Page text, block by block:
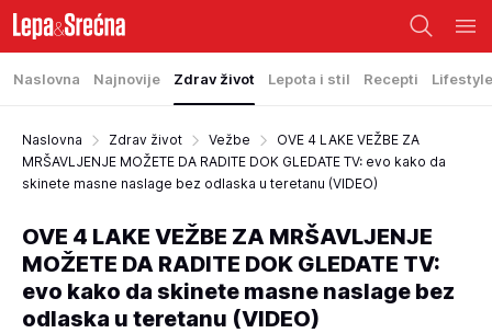
Naslovna Najnovije Zdrav život Lepota i stil Recepti Lifestyle
Naslovna Zdrav život Vežbe
OVE 4 LAKE VEŽBE ZA
MRŠAVLJENJE MOŽETE DA RADITE DOK GLEDATE TV: evo kako da
skinete masne naslage bez odlaska u teretanu (VIDEO)
OVE 4 LAKE VEŽBE ZA MRŠAVLJENJE
MOŽETE DA RADITE DOK GLEDATE TV:
evo kako da skinete masne naslage bez
odlaska u teretanu (VIDEO)